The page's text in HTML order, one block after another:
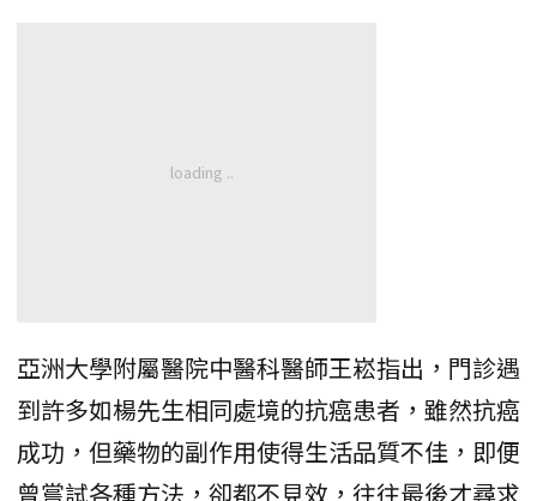
亞洲大學附屬醫院中醫科醫師王崧指出，門診遇
到許多如楊先生相同處境的抗癌患者，雖然抗癌
成功，但藥物的副作用使得生活品質不佳，即便
曾嘗試各種方法，卻都不見效，往往最後才尋求